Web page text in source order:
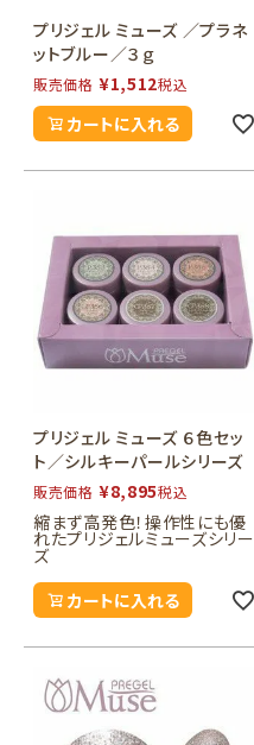
プリジェル ミューズ ／プラネ
ットブルー／３ｇ
販売価格 ¥1,512税込
カートに入れる
プリジェル ミューズ ６色セッ
ト／シルキーパールシリーズ
販売価格 ¥8,895税込
縮まず高発色！操作性にも優
れたプリジェルミューズシリー
ズ
カートに入れる